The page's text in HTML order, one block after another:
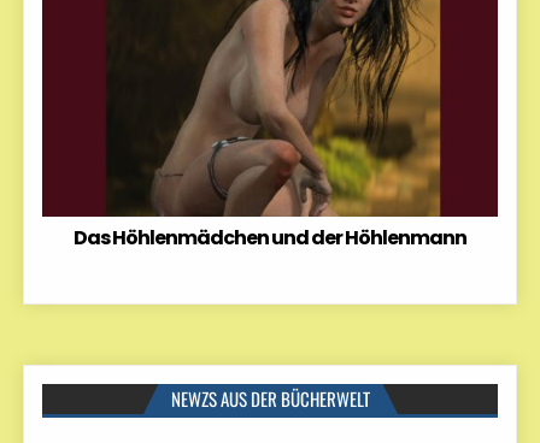
Das Höhlenmädchen und der Höhlenmann
NEWZS AUS DER BÜCHERWELT